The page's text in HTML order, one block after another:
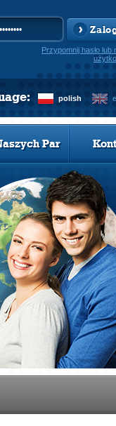
Przypomnij hasło lub
polish
Par